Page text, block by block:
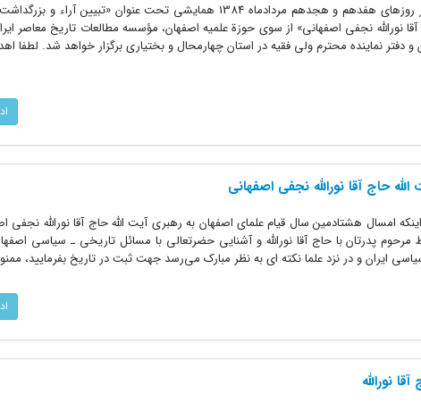
جناب آقاى حقانى، مطلع شدیم در روزهاى هفدهم و هجدهم مردادماه 1384 همایشى تحت عنوان «تبیین
نورالله نجفى‌ اصفهانى» از سوى حوزة علمیه اصفهان، مؤسسه مطالعات تاریخ معاصر
دفتر نماینده محترم ولى‌ فقیه در استان چهارمحال و بختیارى برگزار خواهد شد. لطفا
حاج ‏آقا نورالله نجفى‏ اصفهانى
امسال هشتادمین سال قیام علماى اصفهان به رهبرى آیت ‌الله حاج ‌آقا نورالله نجفى
مرحوم پدرتان با حاج‌ آقا نورالله و آشنایى حضرتعالى با مسائل تاریخى ـ سیاسى
سیاسى ایران و در نزد علما نکته ‌اى به نظر مبارک مى‌رسد جهت ثبت در تاریخ بفرمایید،
نورالله